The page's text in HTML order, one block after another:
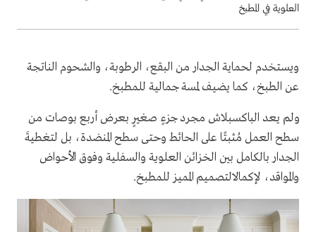
العلوية في المطبخ
ويستخدم لحماية الجدار من البقع، الرطوبة، والشحوم الناتجة
عن الطبخ، كما يضيف لمسة جمالية للمطبخ.
ولم يعد الباكسبلاش مجرد جزءٍ صغيرٍ بعرض أربع بوصات من
سطح العمل مُثبتًا على الحائط وحتى سطح المنضدة، بل لتغطيةَ
الجدار بالكامل بين الخزائن العلوية والسفلية وفوق الأحواض
والمواقد، لإكمالالتصميم المميز للمطبخ.